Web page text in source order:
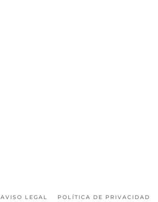
AVISO LEGAL POLÍTICA DE PRIVACIDAD